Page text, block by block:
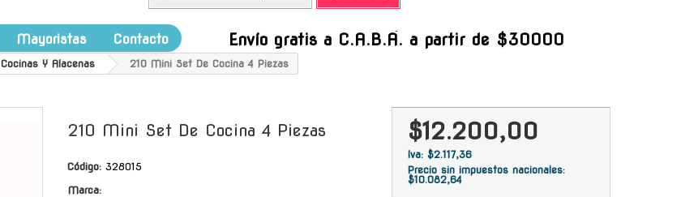
Mayoristas Contacto
-
Envío gratis a C.A.B.A. a partir de $30000
Cocinas Y Alacenas 210 Mini Set De Cocina 4 Piezas
210 Mini Set De Cocina 4 Piezas
Código: 328015
Marca:
$12.200,00
Iva: $2.117,36
Precio sin impuestos nacionales:
$10.082,64